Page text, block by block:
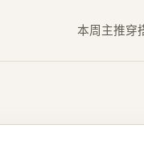
本周主推穿